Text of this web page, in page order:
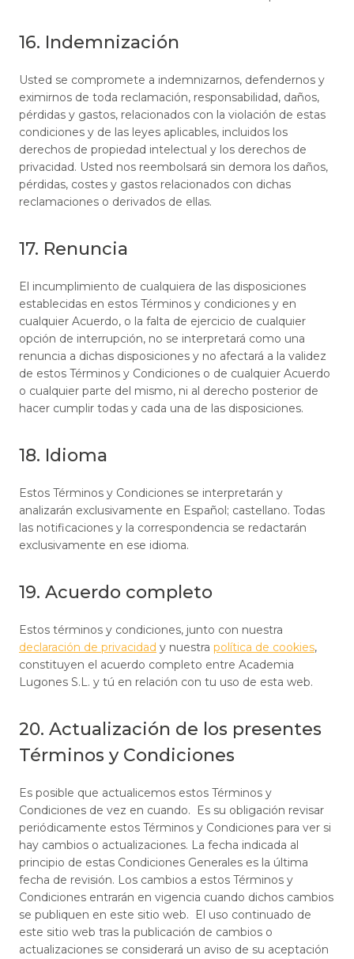
16. Indemnización
Usted se compromete a indemnizarnos, defendernos y
eximirnos de toda reclamación, responsabilidad, daños,
pérdidas y gastos, relacionados con la violación de estas
condiciones y de las leyes aplicables, incluidos los
derechos de propiedad intelectual y los derechos de
privacidad. Usted nos reembolsará sin demora los daños,
pérdidas, costes y gastos relacionados con dichas
reclamaciones o derivados de ellas.
17. Renuncia
El incumplimiento de cualquiera de las disposiciones
establecidas en estos Términos y condiciones y en
cualquier Acuerdo, o la falta de ejercicio de cualquier
opción de interrupción, no se interpretará como una
renuncia a dichas disposiciones y no afectará a la validez
de estos Términos y Condiciones o de cualquier Acuerdo
o cualquier parte del mismo, ni al derecho posterior de
hacer cumplir todas y cada una de las disposiciones.
18. Idioma
Estos Términos y Condiciones se interpretarán y
analizarán exclusivamente en Español; castellano. Todas
las notificaciones y la correspondencia se redactarán
exclusivamente en ese idioma.
19. Acuerdo completo
Estos términos y condiciones, junto con nuestra
declaración de privacidad y nuestra política de cookies,
constituyen el acuerdo completo entre Academia
Lugones S.L. y tú en relación con tu uso de esta web.
20. Actualización de los presentes
Términos y Condiciones
Es posible que actualicemos estos Términos y
Condiciones de vez en cuando. Es su obligación revisar
periódicamente estos Términos y Condiciones para ver si
hay cambios o actualizaciones. La fecha indicada al
principio de estas Condiciones Generales es la última
fecha de revisión. Los cambios a estos Términos y
Condiciones entrarán en vigencia cuando dichos cambios
se publiquen en este sitio web. El uso continuado de
este sitio web tras la publicación de cambios o
actualizaciones se considerará un aviso de su aceptación